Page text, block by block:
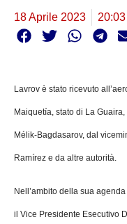
18 Aprile 2023 20:03
Lavrov è stato ricevuto
Maiquetía, stato di La
Mélik-Bagdasarov, dal
Ramírez e da altre autorità.
Nell’ambito della sua
il Vice Presidente Esecutivo